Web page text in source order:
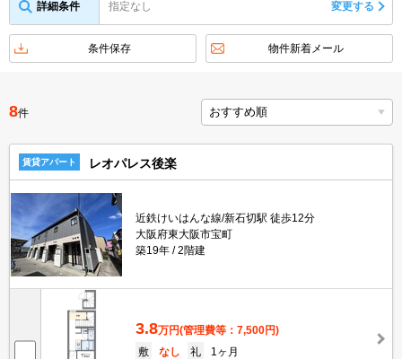
物件特集から
不動産会社から
TOP
詳細条件 指定なし 変更する
条件保存 物件新着メール
8件
賃貸アパート レオパレス後楽
近鉄けいはんな線/新石切駅 徒歩12分
大阪府東大阪市宝町
築19年
2階建
3.8万円(管理費等：7,500円)
敷
なし 礼
1ヶ月